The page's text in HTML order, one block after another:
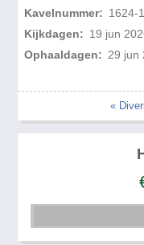
Kavelnummer: 1624-
Kijkdagen: 19 jun
Ophaaldagen: 29 jun
«